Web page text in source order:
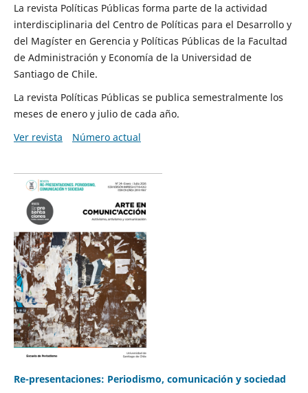
La revista Políticas Públicas forma parte de la actividad
interdisciplinaria del Centro de Políticas para el Desarrollo y
del Magíster en Gerencia y Políticas Públicas de la Facultad
de Administración y Economía de la Universidad de
Santiago de Chile.
La revista Políticas Públicas se publica semestralmente los
meses de enero y julio de cada año.
Ver revista
Número actual
Re-presentaciones: Periodismo, comunicación y sociedad